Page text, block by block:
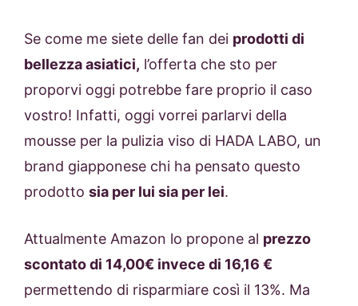
Se come me siete delle fan dei prodotti di
bellezza asiatici, l’offerta che sto per
proporvi oggi potrebbe fare proprio il caso
vostro! Infatti, oggi vorrei parlarvi della
mousse per la pulizia viso di HADA LABO, un
brand giapponese chi ha pensato questo
prodotto sia per lui sia per lei.
Attualmente Amazon lo propone al prezzo
scontato di 14,00€ invece di 16,16 €
permettendo di risparmiare così il 13%. Ma